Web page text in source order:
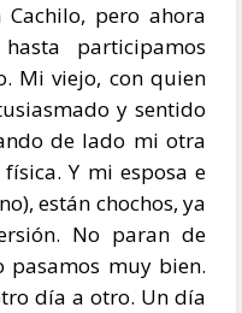
pero ahora
participamos
Mi viejo, con quien
y sentido
de lado mi otra
Y mi esposa e
están chochos, ya
No paran de
pasamos muy bien.
día a otro. Un día